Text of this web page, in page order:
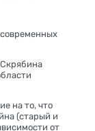
на то, что
(старый и
от